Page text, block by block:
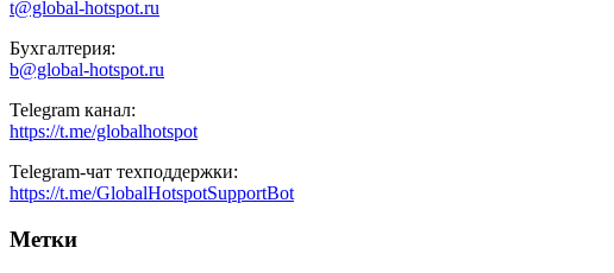
t@global-hotspot.ru
Бухгалтерия:
b@global-hotspot.ru
Telegram канал:
https://t.me/globalhotspot
Telegram-чат техподдержки:
https://t.me/GlobalHotspotSupportBot
Метки